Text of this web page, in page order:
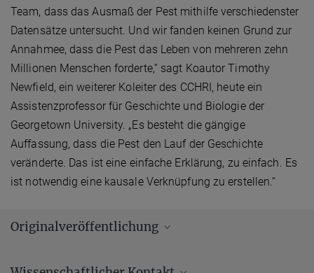
Team, dass das Ausmaß der Pest mithilfe verschiedenster
Datensätze untersucht. Und wir fanden keinen Grund zur
Annahmee, dass die Pest das Leben von mehreren zehn
Millionen Menschen forderte,“ sagt Koautor Timothy
Newfield, ein weiterer Koleiter des CCHRI, heute ein
Assistenzprofessor für Geschichte und Biologie der
Georgetown University. „Es besteht die gängige
Auffassung, dass die Pest den Lauf der Geschichte
veränderte. Das ist eine einfache Erklärung, zu einfach. Es
ist notwendig eine kausale Verknüpfung zu erstellen.“
Originalveröffentlichung